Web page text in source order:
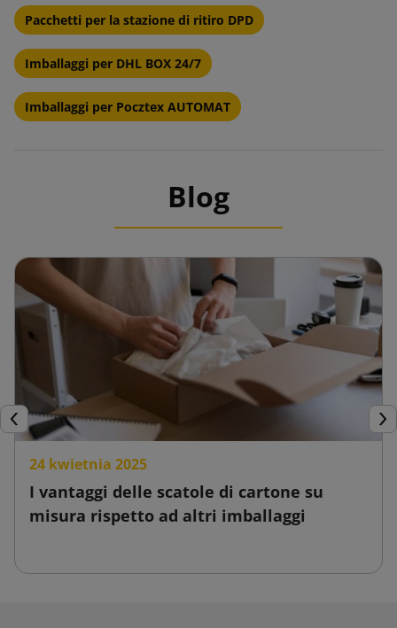
Pacchetti per la stazione di ritiro DPD
Imballaggi per DHL BOX 24/7
Imballaggi per Pocztex AUTOMAT
Blog
Precedente
24 kwietnia 2025
I vantaggi delle scatole di cartone su
misura rispetto ad altri imballaggi